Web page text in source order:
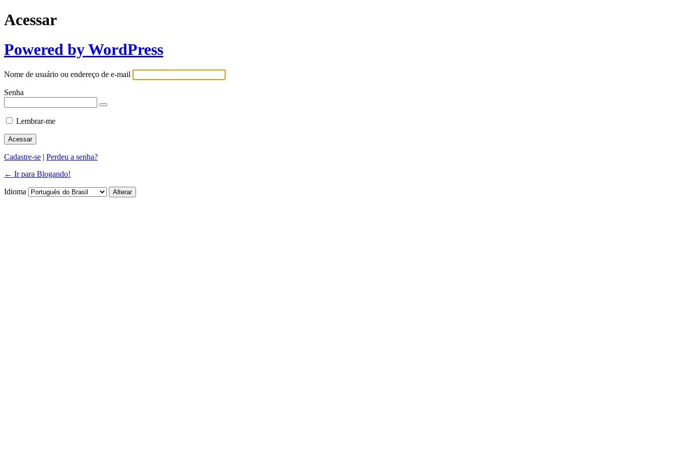
Acessar
Powered by WordPress
Nome de usuário ou endereço de e-mail
Senha
Lembrar-me
Cadastre-se | Perdeu a senha?
← Ir para Blogando!
Idioma